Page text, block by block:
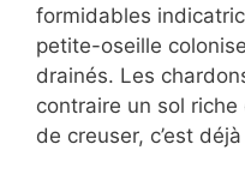
formidables
petite-oseille
drainés. Les
contraire un sol
de creuser, c’est